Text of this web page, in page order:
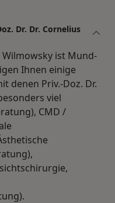
Dr. Dr. Cornelius
Wilmowsky ist Mund-
Ihnen einige
denen Priv.-Doz. Dr.
viel
CMD /